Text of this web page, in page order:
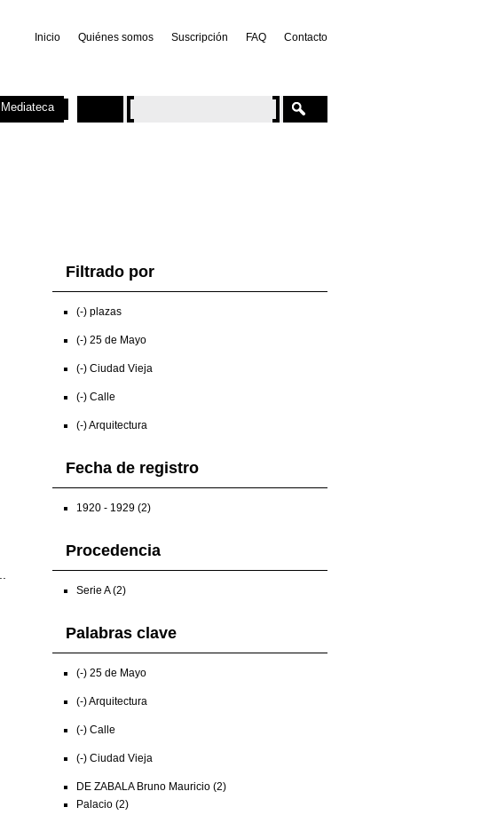
Inicio Quiénes somos Suscripción FAQ Contacto
Filtrado por
(-) plazas
(-) 25 de Mayo
(-) Ciudad Vieja
(-) Calle
(-)Arquitectura
Fecha de registro
1920 - 1929 (2)
Procedencia
Serie A (2)
Palabras clave
(-) 25 de Mayo
(-)Arquitectura
(-) Calle
(-) Ciudad Vieja
DE ZABALA Bruno Mauricio (2)
Palacio (2)
Mediateca